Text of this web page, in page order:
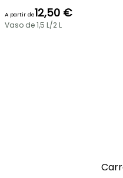
A partir de12,50 €
Vaso de 1,5 L/2 L